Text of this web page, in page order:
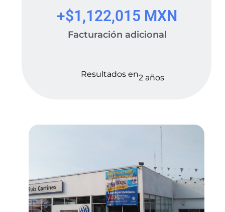
Facturación adicional
+$1,122,015 MXN
Resultados en2 años